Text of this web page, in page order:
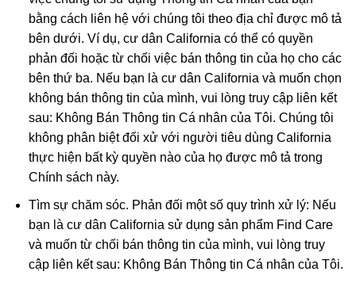
bằng cách liên hệ với chúng tôi theo địa chỉ được mô tả
bên dưới. Ví dụ, cư dân California có thể có quyền
phản đối hoặc từ chối việc bán thông tin của họ cho các
bên thứ ba. Nếu bạn là cư dân California và muốn chọn
không bán thông tin của mình, vui lòng truy cập liên kết
sau: Không Bán Thông tin Cá nhân của Tôi. Chúng tôi
không phân biệt đối xử với người tiêu dùng California
thực hiện bất kỳ quyền nào của họ được mô tả trong
Chính sách này.
Tìm sự chăm sóc. Phản đối một số quy trình xử lý: Nếu
bạn là cư dân California sử dụng sản phẩm Find Care
và muốn từ chối bán thông tin của mình, vui lòng truy
cập liên kết sau: Không Bán Thông tin Cá nhân của Tôi.